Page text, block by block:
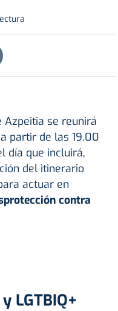
Azpeitia se reunirá
partir de las 19.00
día que incluirá,
del itinerario
actuar en
contra
LGTBIQ+